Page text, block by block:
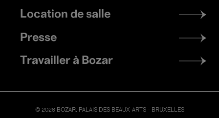
Location de salle
Presse
Travailler à Bozar
© 2026 BOZAR. PALAIS DES BEAUX-ARTS - BRUXELLES